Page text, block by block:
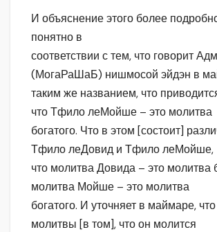
И объяснение этого более
понятно в
соответствии с тем, что говорит
(МогаРаШаБ) нишмосой эйдэн в
таким же названием, что
что Тфило леМойше – это молитва
богатого. Что в этом [состоит]
Тфило леДовид и Тфило леМойше,
что молитва Довида – это молитва
молитва Мойше – это молитва
богатого. И уточняет в маймаре,
молитвы [в том], что он молится